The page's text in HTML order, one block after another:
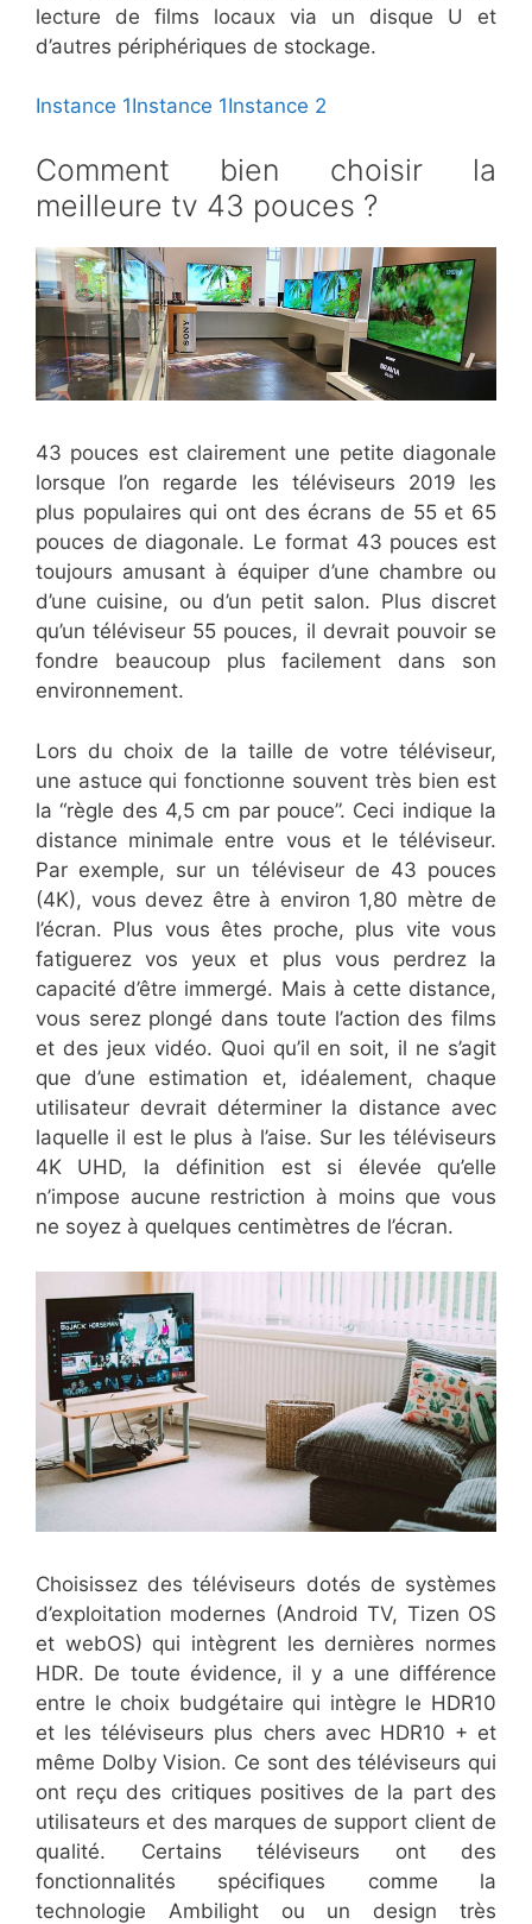
lecture de films locaux via un disque U et
d’autres périphériques de stockage.
Instance 1Instance 1Instance 2
Comment bien choisir la
meilleure tv 43 pouces ?
43 pouces est clairement une petite diagonale
lorsque l’on regarde les téléviseurs 2019 les
plus populaires qui ont des écrans de 55 et 65
pouces de diagonale. Le format 43 pouces est
toujours amusant à équiper d’une chambre ou
d’une cuisine, ou d’un petit salon. Plus discret
qu’un téléviseur 55 pouces, il devrait pouvoir se
fondre beaucoup plus facilement dans son
environnement.
Lors du choix de la taille de votre téléviseur,
une astuce qui fonctionne souvent très bien est
la “règle des 4,5 cm par pouce”. Ceci indique la
distance minimale entre vous et le téléviseur.
Par exemple, sur un téléviseur de 43 pouces
(4K), vous devez être à environ 1,80 mètre de
l’écran. Plus vous êtes proche, plus vite vous
fatiguerez vos yeux et plus vous perdrez la
capacité d’être immergé. Mais à cette distance,
vous serez plongé dans toute l’action des films
et des jeux vidéo. Quoi qu’il en soit, il ne s’agit
que d’une estimation et, idéalement, chaque
utilisateur devrait déterminer la distance avec
laquelle il est le plus à l’aise. Sur les téléviseurs
4K UHD, la définition est si élevée qu’elle
n’impose aucune restriction à moins que vous
ne soyez à quelques centimètres de l’écran.
Choisissez des téléviseurs dotés de systèmes
d’exploitation modernes (Android TV, Tizen OS
et webOS) qui intègrent les dernières normes
HDR. De toute évidence, il y a une différence
entre le choix budgétaire qui intègre le HDR10
et les téléviseurs plus chers avec HDR10 + et
même Dolby Vision. Ce sont des téléviseurs qui
ont reçu des critiques positives de la part des
utilisateurs et des marques de support client de
qualité. Certains téléviseurs ont des
fonctionnalités spécifiques comme la
technologie Ambilight ou un design très